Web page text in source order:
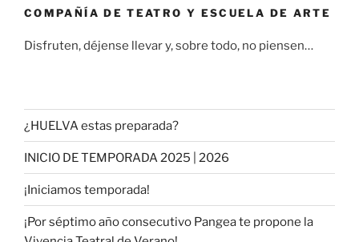
COMPAÑÍA DE TEATRO Y ESCUELA DE ARTE
Disfruten, déjense llevar y, sobre todo, no piensen…
¿HUELVA estas preparada?
INICIO DE TEMPORADA 2025 | 2026
¡Iniciamos temporada!
¡Por séptimo año consecutivo Pangea te propone la